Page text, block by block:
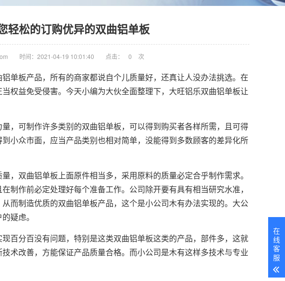
轻松的订购优异的双曲铝单板
时间：2021-04-19 10:01:40 点击： 0 次
单板产品，所有的商家都说自个儿质量好，还真让人没办法挑选。在
权益免受侵害。今天小编为大伙全面整理下，大旺铝乐双曲铝单板让
，可制作许多类别的双曲铝单板，可以得到购买者各样所需，且可得
小众市面，应当产品类别也相对简单，没能得到多数顾客的差异化所
， 双曲铝单板上面原件相当多，采用原料的质量必定合乎制作需求。
制作前必定处理好每个准备工作。公司除开要有具有相当研究水准，
而制造优质的双曲铝单板产品，这个是小公司木有办法实现的。大公
疑虑。
百分百没有问题，特别是这类双曲铝单板这类的产品，部件多，这就
术改善，方能保证产品质量合格。而小公司是木有这样多技术与专业
在
线
客
服